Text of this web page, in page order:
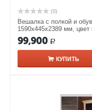
(0)
Вешалка с полкой и
1590х445х2389 мм, цвет
99,900 Р
КУПИТЬ